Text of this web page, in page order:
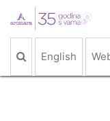
English